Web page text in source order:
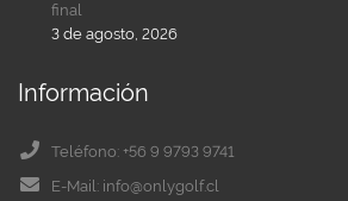
final
3 de agosto, 2026
Información
Teléfono: +56 9 9793 9741
E-Mail: info@onlygolf.cl